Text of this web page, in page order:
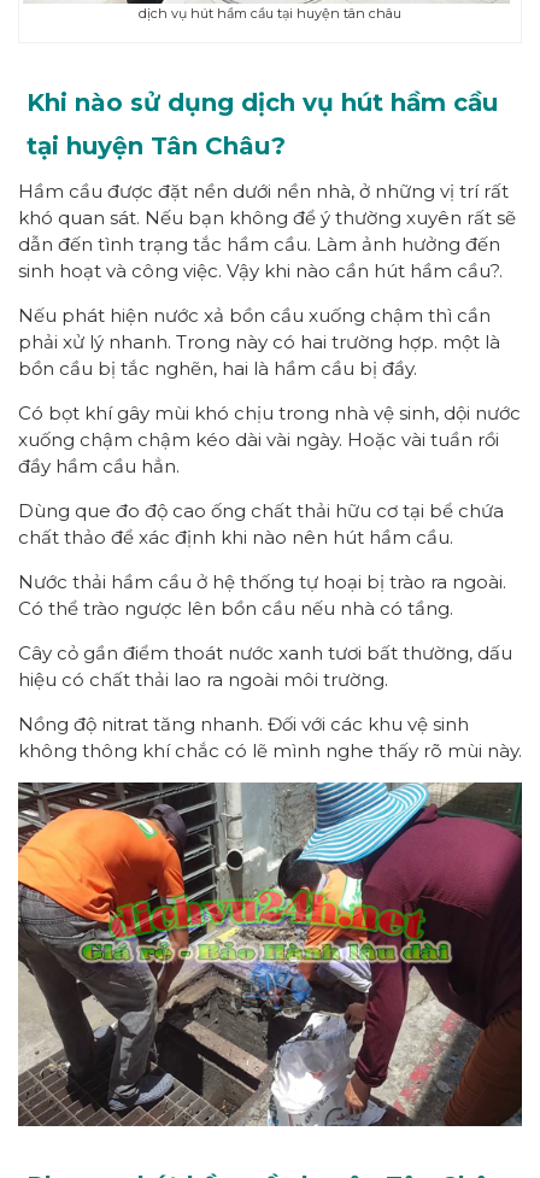
dịch vụ hút hầm cầu tại huyện tân châu
Khi nào sử dụng dịch vụ hút hầm cầu
tại huyện Tân Châu?
Hầm cầu được đặt nền dưới nền nhà, ở những vị trí rất
khó quan sát. Nếu bạn không để ý thường xuyên rất sẽ
dẫn đến tình trạng tắc hầm cầu. Làm ảnh hưởng đến
sinh hoạt và công việc. Vậy khi nào cần hút hầm cầu?.
Nếu phát hiện nước xả bồn cầu xuống chậm thì cần
phải xử lý nhanh. Trong này có hai trường hợp. một là
bồn cầu bị tắc nghẽn, hai là hầm cầu bị đầy.
Có bọt khí gây mùi khó chịu trong nhà vệ sinh, dội nước
xuống chậm chậm kéo dài vài ngày. Hoặc vài tuần rồi
đầy hầm cầu hẳn.
Dùng que đo độ cao ống chất thải hữu cơ tại bể chứa
chất thảo để xác định khi nào nên hút hầm cầu.
Nước thải hầm cầu ở hệ thống tự hoại bị trào ra ngoài.
Có thể trào ngược lên bồn cầu nếu nhà có tầng.
Cây cỏ gần điểm thoát nước xanh tươi bất thường, dấu
hiệu có chất thải lao ra ngoài môi trường.
Nồng độ nitrat tăng nhanh. Đối với các khu vệ sinh
không thông khí chắc có lẽ mình nghe thấy rõ mùi này.